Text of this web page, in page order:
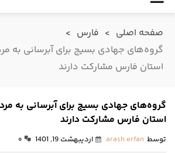
صفحه اصلی > فارس >
استان فارس مشارکت دارند
استان فارس مشارکت دارند
توسط arash erfan اردیبهشت 19, 1401 ۰